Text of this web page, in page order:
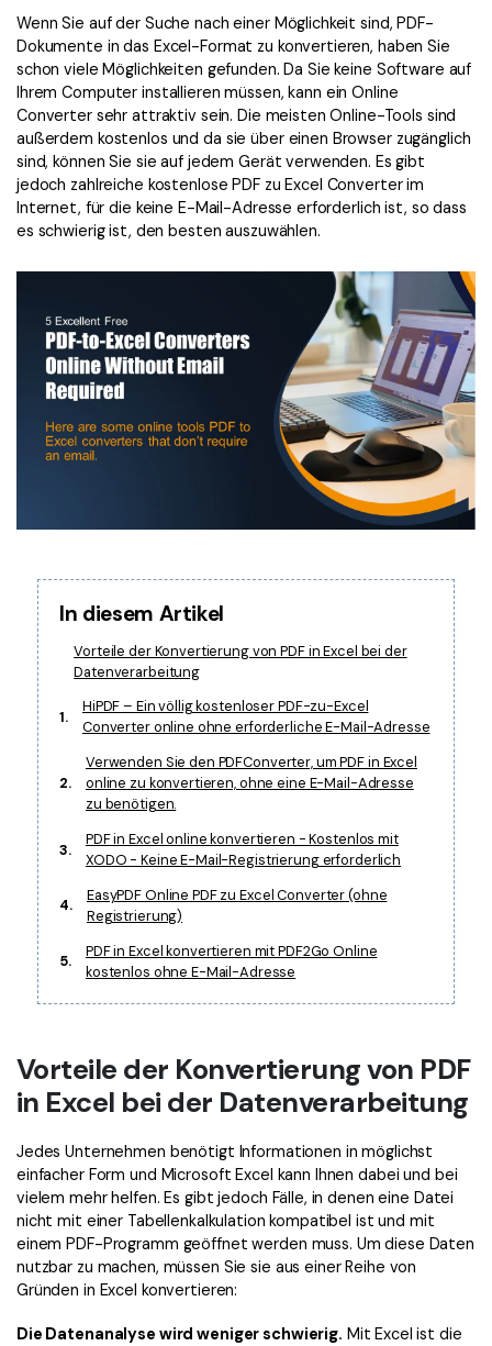
PDF-Daten extrahieren
PDF freigeben
eSign PDFs rechtmäßig Neu
Branchen
Bildung
IT-Dienstleistung
Gesundheitswesen
Finanzen
Regierung
Alle PDF-Funktionen
Was ist NEU
Benutzerhandbuch
PDFelement für Windows
PDFelement für Mac
PDFelement für iOS
Bewertungen
Sehen Sie, was unsere Nutzer sagen.
Bearbeiten, Drucken und Anpassen von kostenlosen Vorlagen.
PDF-bezogene Informationen, die Sie benötigen.
Laden Sie die leistungsstärksten und einfachsten PDF-Tools
Wenn Sie auf der Suche nach einer Möglichkeit sind, PDF-
Dokumente in das Excel-Format zu konvertieren, haben Sie
schon viele Möglichkeiten gefunden. Da Sie keine Software auf
Ihrem Computer installieren müssen, kann ein Online
Converter sehr attraktiv sein. Die meisten Online-Tools sind
außerdem kostenlos und da sie über einen Browser zugänglich
sind, können Sie sie auf jedem Gerät verwenden. Es gibt
jedoch zahlreiche kostenlose PDF zu Excel Converter im
Internet, für die keine E-Mail-Adresse erforderlich ist, so dass
es schwierig ist, den besten auszuwählen.
In diesem Artikel
Vorteile der Konvertierung von PDF in Excel bei der
Datenverarbeitung
1.
HiPDF – Ein völlig kostenloser PDF-zu-Excel
Converter online ohne erforderliche E-Mail-Adresse
2.
Verwenden Sie den PDFConverter, um PDF in Excel
online zu konvertieren, ohne eine E-Mail-Adresse
zu benötigen.
3.
PDF in Excel online konvertieren - Kostenlos mit
XODO - Keine E-Mail-Registrierung erforderlich
4.
EasyPDF Online PDF zu Excel Converter (ohne
Registrierung)
5.
PDF in Excel konvertieren mit PDF2Go Online
kostenlos ohne E-Mail-Adresse
Vorteile der Konvertierung von PDF
in Excel bei der Datenverarbeitung
Jedes Unternehmen benötigt Informationen in möglichst
einfacher Form und Microsoft Excel kann Ihnen dabei und bei
vielem mehr helfen. Es gibt jedoch Fälle, in denen eine Datei
nicht mit einer Tabellenkalkulation kompatibel ist und mit
einem PDF-Programm geöffnet werden muss. Um diese Daten
nutzbar zu machen, müssen Sie sie aus einer Reihe von
Gründen in Excel konvertieren:
Die Datenanalyse wird weniger schwierig. Mit Excel ist die